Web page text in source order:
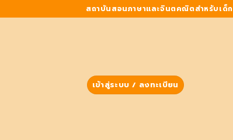
to
สถาบันสอนภาษาและจินตคณิตสำหรับเด็ก
เข้าสู่ระบบ / ลงทะเบียน